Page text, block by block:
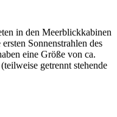
in den Meerblickkabinen
Sonnenstrahlen des
eine Größe von ca.
getrennt stehende